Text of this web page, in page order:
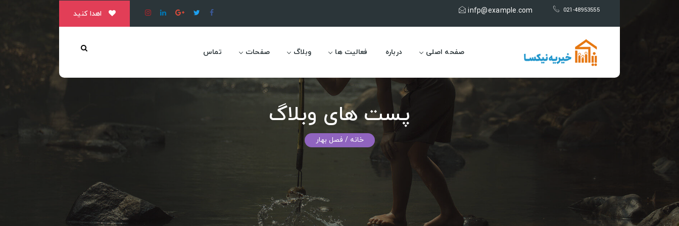
021-48953555
infp@example.com اهدا کنید
صفحه اصلی درباره فعالیت ها وبلاگ صفحات تماس
پست های وبلاگ
خانه / فصل بهار